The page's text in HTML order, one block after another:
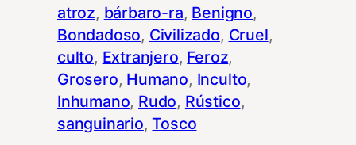
atroz, bárbaro-ra, Benigno
Bondadoso, Civilizado, Cruel
culto, Extranjero, Feroz
Grosero, Humano, Inculto
Inhumano, Rudo, Rústico
sanguinario, Tosco